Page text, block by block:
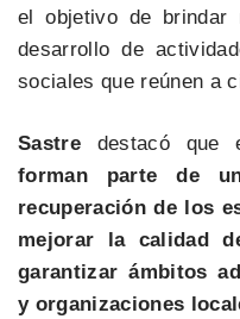
el objetivo de brindar
desarrollo de
sociales que reúnen a
Sastre destacó que
forman parte de
recuperación de los
mejorar la calidad
garantizar ámbitos
y organizaciones